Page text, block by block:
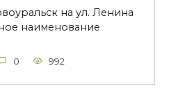
на ул. Ленина
наименование
0 992